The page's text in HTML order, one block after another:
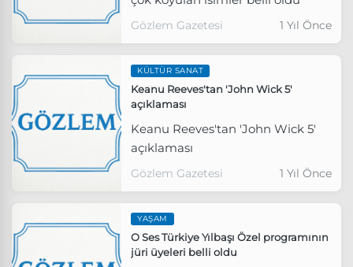
Gözlem Gazetesi 1 Yıl Önce
KÜLTÜR SANAT
Keanu Reeves'tan 'John Wick 5'
açıklaması
Keanu Reeves'tan 'John Wick 5'
açıklaması
Gözlem Gazetesi 1 Yıl Önce
YAŞAM
O Ses Türkiye Yılbaşı Özel programının
jüri üyeleri belli oldu